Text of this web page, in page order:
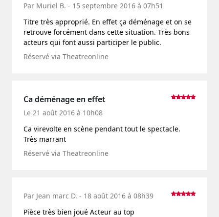
Par Muriel B. - 15 septembre 2016 à 07h51
Titre très approprié. En effet ça déménage et on se
retrouve forcément dans cette situation. Très bons
acteurs qui font aussi participer le public.
Réservé via Theatreonline
Ca déménage en effet
Le 21 août 2016 à 10h08
Ca virevolte en scène pendant tout le spectacle.
Très marrant
Réservé via Theatreonline
Par Jean marc D. - 18 août 2016 à 08h39
Pièce très bien joué Acteur au top